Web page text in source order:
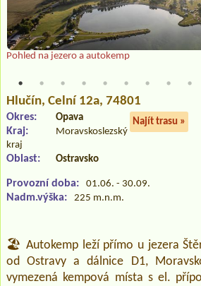
Pohled na jezero a autokemp
Hlučín, Celní 12a, 74801
Najít trasu »
Okres: Opava
Kraj:
Moravskoslezský
kraj
Oblast: Ostravsko
Provozní doba: 01.06. - 30.09.
Nadm.výška: 225 m.n.m.
🏖️ Autokemp leží přímo u jezera
od Ostravy a dálnice D1,
vymezená kempová místa s el.